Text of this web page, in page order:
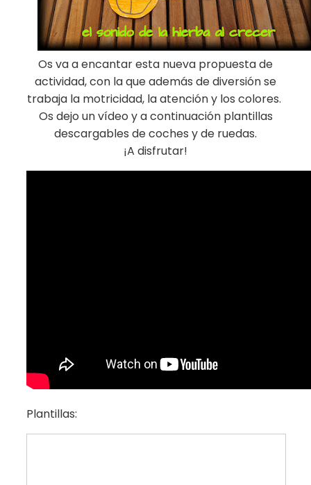
Os va a encantar esta nueva propuesta de
actividad, con la que además de diversión se
trabaja la motricidad, la atención y los colores.
Os dejo un vídeo y a continuación plantillas
descargables de coches y de ruedas.
¡A disfrutar!
Plantillas: